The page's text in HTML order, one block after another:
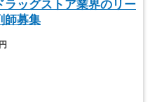
ラッグストア業界のリー
師募集